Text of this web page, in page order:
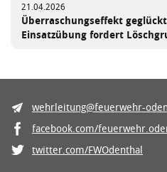
21.04.2026
Überraschungseffekt
Einsatzübung fordert
wehrleitung@feuerwehr-
facebook.com/
twitter.com/FWOdenthal